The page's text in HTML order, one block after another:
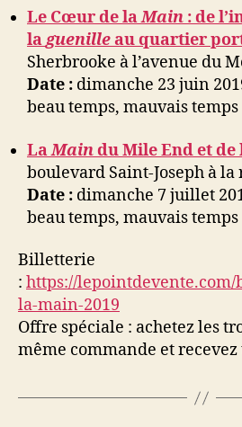
Le Cœur de laMain : de
laguenille au quartier
Sherbrooke à l’avenue du
Date : dimanche 23 juin
beau temps, mauvais temps
LaMaindu Mile End et
boulevard Saint-Joseph à la
Date : dimanche 7 juillet
beau temps, mauvais temps
Billetterie
: https://
la-main-2019
Offre spéciale : achetez les
même commande et recevez